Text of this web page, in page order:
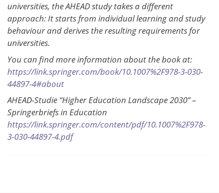
universities, the AHEAD study takes a different
approach: It starts from individual learning and study
behaviour and derives the resulting requirements for
universities.
You can find more information about the book at:
https://link.springer.com/book/10.1007%2F978-3-030-
44897-4#about
AHEAD-Studie “Higher Education Landscape 2030” –
Springerbriefs in Education
https://link.springer.com/content/pdf/10.1007%2F978-
3-030-44897-4.pdf